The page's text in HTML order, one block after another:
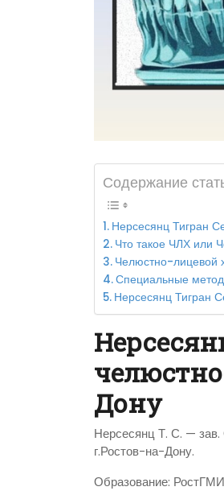
Содержание
Нерсесянц Тигран
Что такое ЧЛХ или
Челюстно-лицевой
Специальные
Нерсесянц Тигран
Дону
Нерсесянц Т. С. — зав.
г.Ростов-на-Дону.
Образование: РостГМИ